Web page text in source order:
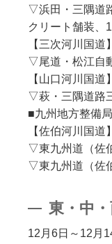
▽浜田・三隅道
クリート舗装、
【三次河川国道
▽尾道・松江自
【山口河川国道
▽萩・三隅道路
■九州地方整備局
【佐伯河川国道
▽東九州道（佐
▽東九州道（佐
東・中
12月6日～12月